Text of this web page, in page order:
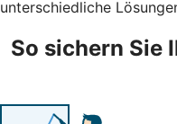
unterschiedliche
So sichern Sie